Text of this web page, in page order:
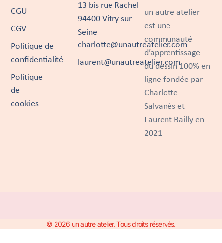
un autre atelier
est une
communauté
d’apprentissage
du dessin 100% en
ligne fondée par
Charlotte
Salvanès et
Laurent Bailly en
2021
CGU
CGV
Politique de
confidentialité
Politique
de
cookies
13 bis rue Rachel
94400 Vitry sur
Seine
charlotte@unautreatelier.com
laurent@unautreatelier.com
© 2026 un autre atelier. Tous droits réservés.